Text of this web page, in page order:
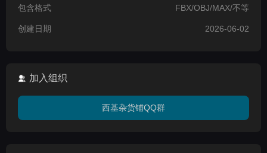
包含格式 FBX/OBJ/MAX/不等
创建日期 2026-06-02
加入组织
西基杂货铺QQ群